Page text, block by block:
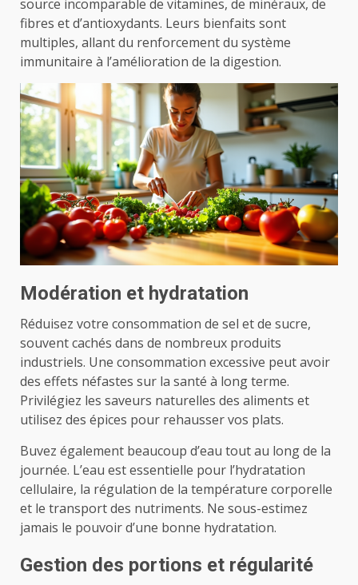
source incomparable de vitamines, de minéraux, de
fibres et d’antioxydants. Leurs bienfaits sont
multiples, allant du renforcement du système
immunitaire à l’amélioration de la digestion.
Modération et hydratation
Réduisez votre consommation de sel et de sucre,
souvent cachés dans de nombreux produits
industriels. Une consommation excessive peut avoir
des effets néfastes sur la santé à long terme.
Privilégiez les saveurs naturelles des aliments et
utilisez des épices pour rehausser vos plats.
Buvez également beaucoup d’eau tout au long de la
journée. L’eau est essentielle pour l’hydratation
cellulaire, la régulation de la température corporelle
et le transport des nutriments. Ne sous-estimez
jamais le pouvoir d’une bonne hydratation.
Gestion des portions et régularité